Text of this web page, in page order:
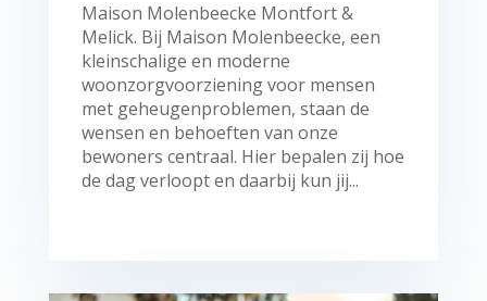
Maison Molenbeecke Montfort &
Melick. Bij Maison Molenbeecke, een
kleinschalige en moderne
woonzorgvoorziening voor mensen
met geheugenproblemen, staan de
wensen en behoeften van onze
bewoners centraal. Hier bepalen zij hoe
de dag verloopt en daarbij kun jij...